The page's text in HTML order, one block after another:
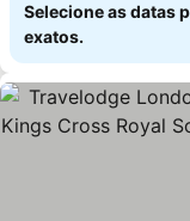
Selecione as datas
exatos.